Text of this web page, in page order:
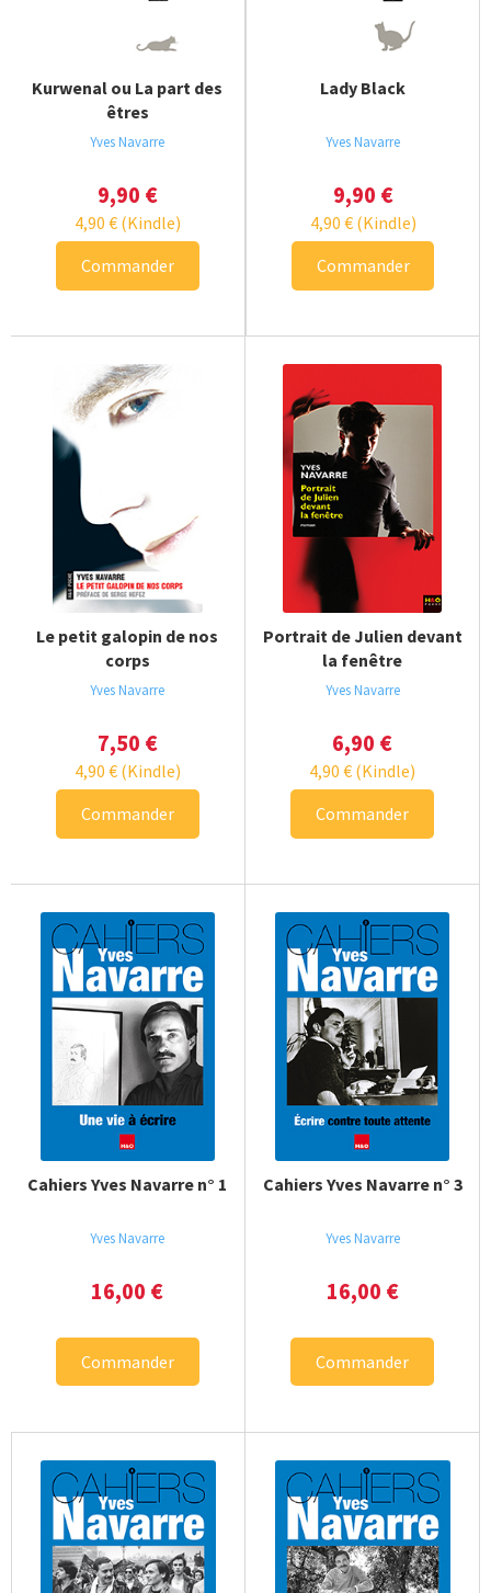
Kurwenal ou La part des
êtres
Yves Navarre
9,90 €
4,90 €(Kindle)
Commander
Lady Black
Yves Navarre
9,90 €
4,90 €(Kindle)
Commander
Le petit galopin de nos
corps
Yves Navarre
7,50 €
4,90 €(Kindle)
Commander
Portrait de Julien devant
la fenêtre
Yves Navarre
6,90 €
4,90€ (Kindle)
Commander
Cahiers Yves Navarre n° 1
Yves Navarre
16,00 €
Commander
Cahiers Yves Navarre n° 3
Yves Navarre
16,00 €
Commander